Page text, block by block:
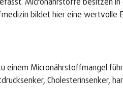
bildet hier eine wertvolle
einem Micronährstoffmangel
Cholesterinsenker,